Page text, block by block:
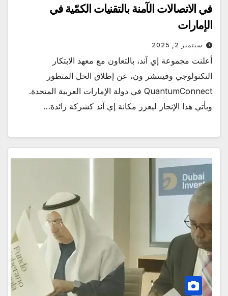
في الاتصالات الآمنة بالتقنيات الكمّية في
الإمارات
سبتمبر 2, 2025
أعلنت مجموعة إي آند، بالتعاون مع معهد الابتكار
التكنولوجي وفينتشر ون، عن إطلاق الحل المتطور
QuantumConnect في دولة الإمارات العربية المتحدة.
ويأتي هذا الإنجاز ليعزز مكانة إي آند كشركة رائدة…